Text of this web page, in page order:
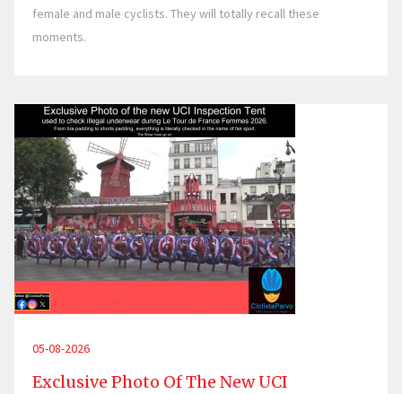
female and male cyclists. They will totally recall these
moments.
05-08-2026
Exclusive Photo Of The New UCI